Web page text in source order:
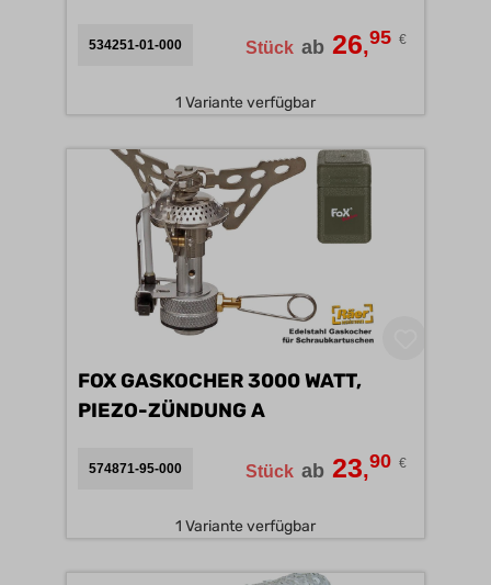
534251-01-000 Stück ab 26,95 €
1 Variante verfügbar
FOX GASKOCHER 3000 WATT,
PIEZO-ZÜNDUNG A
574871-95-000 Stück ab 23,90 €
1 Variante verfügbar